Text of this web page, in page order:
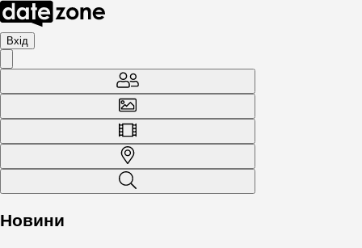
Вхід
Новини